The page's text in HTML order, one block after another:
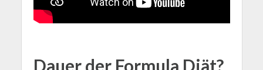
Dauer der Formula Diät?